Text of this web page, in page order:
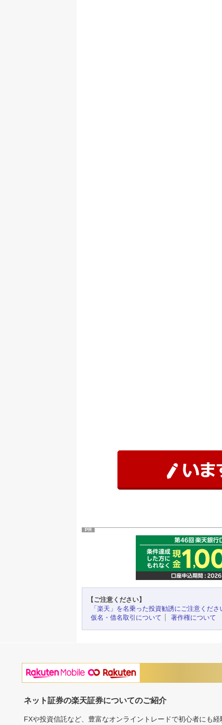
PR
【ご注意ください】
「楽天」を名乗った投資勧誘にご注意くださ
仮名・借名取引について
著作権について
ネット証券の楽天証券についてのご紹介
FXや投資信託など、豊富なオンライントレードで初心者にも